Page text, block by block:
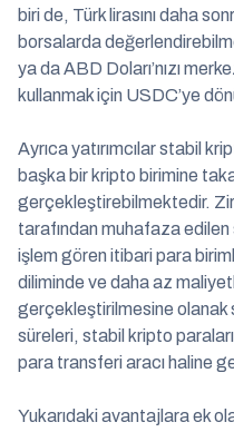
biri de, Türk lirasını daha
borsalarda
ya da ABD Doları’nızı
kullanmak için USDC’ye
Ayrıca yatırımcılar stabil
başka bir kripto birimine
gerçekleştirebilmektedir.
tarafından muhafaza
işlem gören itibari para
diliminde ve daha az
gerçekleştirilmesine olanak
süreleri, stabil kripto
para transferi aracı haline
Yukarıdaki avantajlara ek